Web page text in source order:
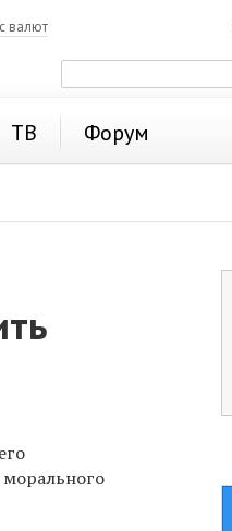
валют
ТВ Форум
морального